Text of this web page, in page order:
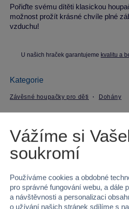
Pořiďte svému dítěti klasickou
možnost prožít krásné chvíle plné
vzduchu!
U našich hraček garantujeme kvalitu a
Kategorie
Závěsné houpačky pro děti Dohány
EAN
Značka
Vážíme si
soukromí
Používáme cookies a obdobné
pro správné fungování webu, a dále
a návštěvnosti a personalizaci
o užívání našich stránek sdílíme s